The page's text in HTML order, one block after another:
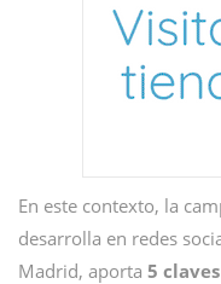
En este contexto, la
desarrolla en redes
Madrid, aporta 5